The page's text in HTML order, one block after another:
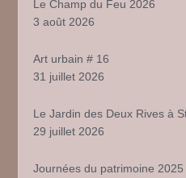
Le Champ du Feu 2026
3 août 2026
Art urbain # 16
31 juillet 2026
Le Jardin des Deux Rives à
29 juillet 2026
Journées du patrimoine